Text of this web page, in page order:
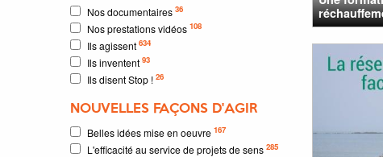
Nos documentaires 36
Nos prestations vidéos 108
Ils agissent 634
Ils inventent 93
Ils disent Stop ! 26
NOUVELLES FAÇONS D'AGIR
Belles idées mise en oeuvre 167
L'efficacité au service de projets de sens 285